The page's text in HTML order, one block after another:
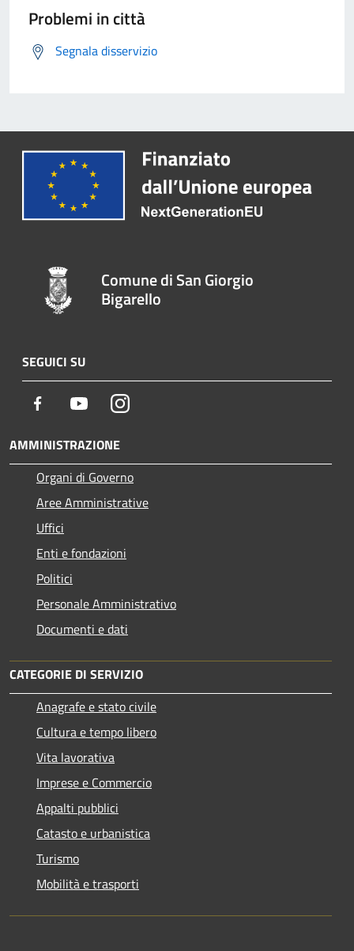
Problemi in città
Segnala disservizio
Comune di San Giorgio
Bigarello
SEGUICI SU
Facebook YoutubeInstagram
AMMINISTRAZIONE
Organi di Governo
Aree Amministrative
Uffici
Enti e fondazioni
Politici
Personale Amministrativo
Documenti e dati
CATEGORIE DI SERVIZIO
Anagrafe e stato civile
Cultura e tempo libero
Vita lavorativa
Imprese e Commercio
Appalti pubblici
Catasto e urbanistica
Turismo
Mobilità e trasporti